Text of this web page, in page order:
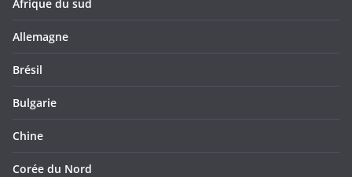
Afrique du sud
Allemagne
Brésil
Bulgarie
Chine
Corée du Nord